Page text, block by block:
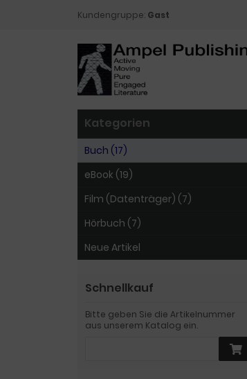
Kundengruppe: Gast
Kategorien
Buch (17)
eBook (19)
Film (Datenträger) (7)
Hörbuch (7)
Neue Artikel
Schnellkauf
Bitte geben Sie die Artikelnummer
aus unserem Katalog ein.